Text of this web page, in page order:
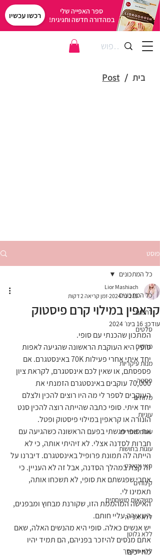
רכשו עכשיו
ספר האפייה שלי
במהדורה חדשה וחגיגית!
בית /
Post
פוסט
כל המתכונים
לחמים
סלטים
מרקים
מנות עיקריות
פסטה
מלוחים
עוגיות
עוגות שמרים
עוגות בחושות
פאי וטארט
קינוחים
משקאות מושחתים
ללא אפייה
ללא גלוטן
ללא מיקסר
כל המתכונים
קראפין במילוי קרם פיסטוק
Lior Mashiach
15 בינו׳ 2024
זמן קריאה 2 דקות
עודכן: 16 בינו׳ 2024
המתכון שהכנתי עם סופי.
סופי, היא העוקבת הראשונה שהגיעה לאפות
יחד איתי אחרי פעילות 70K באינסטגרם. אם
פספסתם, או שאין לכם אינסטגרם, לקראת ציון
70,000 עוקבים באינסטגרם הזמנתי את
העוקבים לספר לי מה היו רוצים להכין ולצלם
יחד איתי. סופי כתבה שהייתה רוצה להכין סנט
הונורה או קראפין במילוי פיסטוק ופטל.
את סופי פגשתי בפעם הראשונה כשהגיעה עם
חברות לסדנה אצלי. לא זיהיתי אותה, כי לא
הייתה לה תמונת פרופיל באינסטגרם. דיברנו על
זה קצת במהלך הסדנה, אבל זה לא העניין. כי
אחרי שפגשתם את סופי, לא תשכחו אותה,
תאמינו לי.
האישה המהממת הזו, שקורנת מבחוץ ומבפנים,
השאירה עליי חותם.
יש אנשים כאלה. סופי היא מהנשים האלה, שאם
אתם מנסים להיזכר בפניהם, הם תמיד יהיו
מחייכים.